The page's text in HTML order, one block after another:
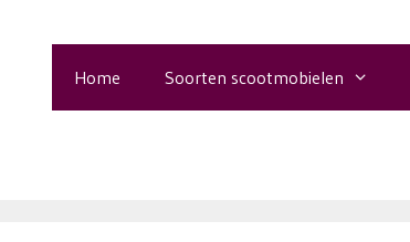
Home Soorten scootmobielen